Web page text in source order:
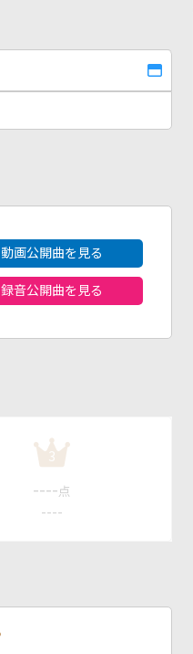
動画公開曲を見る
録音公開曲を見る
3
---- 点
----